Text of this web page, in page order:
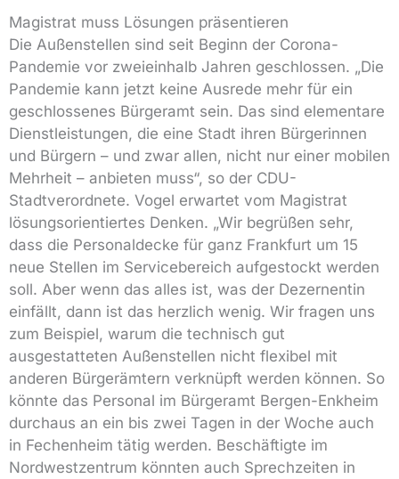
Magistrat muss Lösungen präsentieren
Die Außenstellen sind seit Beginn der Corona-
Pandemie vor zweieinhalb Jahren geschlossen. „Die
Pandemie kann jetzt keine Ausrede mehr für ein
geschlossenes Bürgeramt sein. Das sind elementare
Dienstleistungen, die eine Stadt ihren Bürgerinnen
und Bürgern – und zwar allen, nicht nur einer mobilen
Mehrheit – anbieten muss“, so der CDU-
Stadtverordnete. Vogel erwartet vom Magistrat
lösungsorientiertes Denken. „Wir begrüßen sehr,
dass die Personaldecke für ganz Frankfurt um 15
neue Stellen im Servicebereich aufgestockt werden
soll. Aber wenn das alles ist, was der Dezernentin
einfällt, dann ist das herzlich wenig. Wir fragen uns
zum Beispiel, warum die technisch gut
ausgestatteten Außenstellen nicht flexibel mit
anderen Bürgerämtern verknüpft werden können. So
könnte das Personal im Bürgeramt Bergen-Enkheim
durchaus an ein bis zwei Tagen in der Woche auch
in Fechenheim tätig werden. Beschäftigte im
Nordwestzentrum könnten auch Sprechzeiten in